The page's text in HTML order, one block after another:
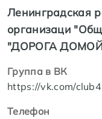
Ленинградская
организаци
"ДОРОГА
Группа в ВК
https://vk.com/
Телефон